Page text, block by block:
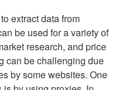
extract data from
be used for a variety of
research, and price
can be challenging due
by some websites. One